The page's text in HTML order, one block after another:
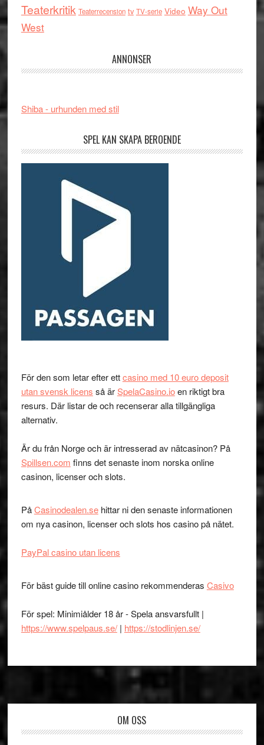
Teaterkritik Teaterrecension tv TV-serie Video Way Out
West
ANNONSER
Shiba - urhunden med stil
SPEL KAN SKAPA BEROENDE
För den som letar efter ettcasino med 10 euro deposit
utan svensk licens så ärSpelaCasino.ioen riktigt bra
resurs. Där listar de och recenserar alla tillgängliga
alternativ.
Är du från Norge och är intresserad av nätcasinon? På
Spillsen.com finns det senaste inom norska online
casinon, licenser och slots.
PåCasinodealen.sehittar ni den senaste informationen
om nya casinon, licenser och slots hos casino på nätet.
PayPal casino utan licens
För bäst guide till online casino rekommenderas Casivo
För spel: Minimiålder 18 år - Spela ansvarsfullt |
https://www.spelpaus.se/| https://stodlinjen.se/
OM OSS